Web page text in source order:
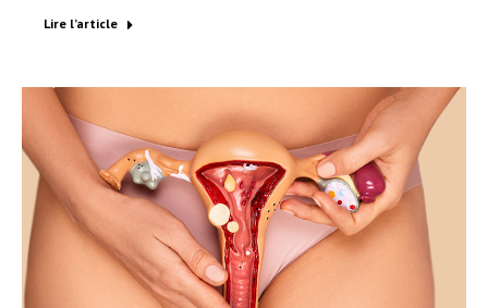
Lire l’article